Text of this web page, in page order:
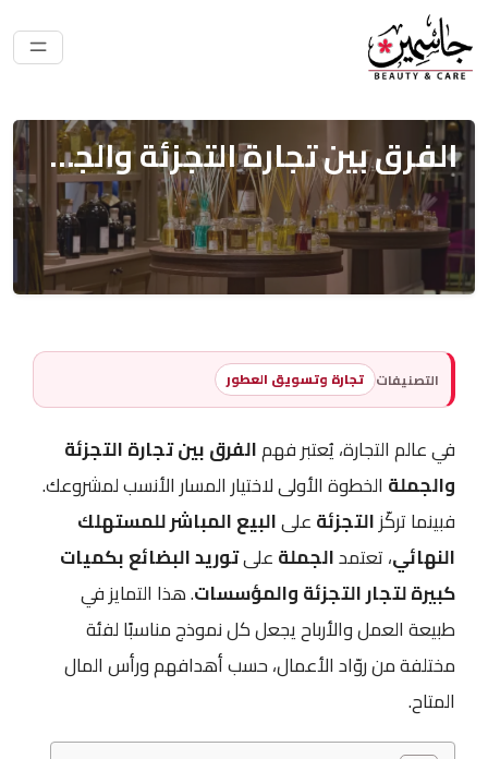
الفرق بين تجارة التجزئة والجملة لبيع العطور
التصنيفات تجارة وتسويق العطور
في عالم التجارة، يُعتبر فهمالفرق بين تجارة التجزئة
والجملة الخطوة الأولى لاختيار المسار الأنسب لمشروعك.
فبينما تركّزالتجزئةعلىالبيع المباشر للمستهلك
النهائي، تعتمدالجملةعلىتوريد البضائع بكميات
كبيرة لتجار التجزئة والمؤسسات. هذا التمايز في
طبيعة العمل والأرباح يجعل كل نموذج مناسبًا لفئة
مختلفة من روّاد الأعمال، حسب أهدافهم ورأس المال
المتاح.